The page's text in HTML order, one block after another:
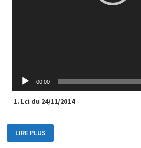
00:00
1. Lci du 24/11/2014
LCI
–
JOURNAL
LIRE PLUS